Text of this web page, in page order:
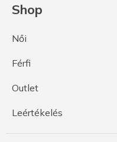
Shop
Női
Férfi
Outlet
Leértékelés